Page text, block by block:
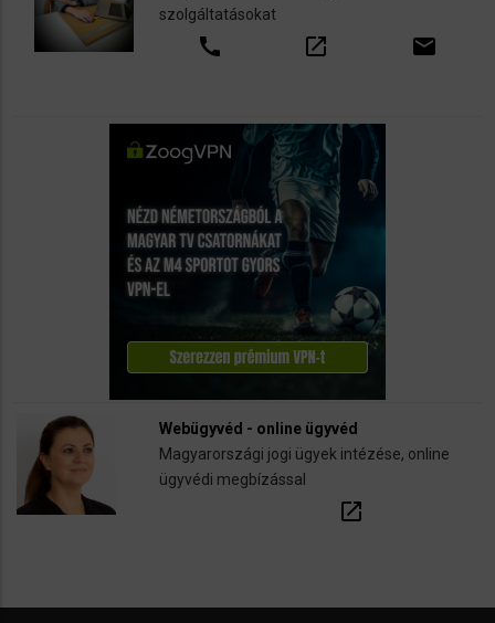
szolgáltatásokat
call open_in_new email
Webügyvéd - online ügyvéd
Magyarországi jogi ügyek intézése, online
ügyvédi megbízással
open_in_new